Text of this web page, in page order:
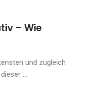
– Wie
und zugleich
...